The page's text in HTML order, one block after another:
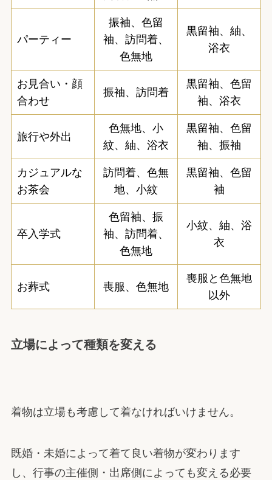
パーティー
振袖、色留
袖、訪問着、
色無地
黒留袖、紬、
浴衣
お見合い・顔
合わせ
振袖、訪問着
黒留袖、色留
袖、浴衣
旅行や外出
色無地、小
紋、紬、浴衣
黒留袖、色留
袖、振袖
カジュアルな
お茶会
訪問着、色無
地、小紋
黒留袖、色留
袖
卒入学式
色留袖、振
袖、訪問着、
色無地
小紋、紬、浴
衣
お葬式 喪服、色無地
喪服と色無地
以外
立場によって種類を変える
着物は立場も考慮して着なければいけません。
既婚・未婚によって着て良い着物が変わります
し、行事の主催側・出席側によっても変える必要